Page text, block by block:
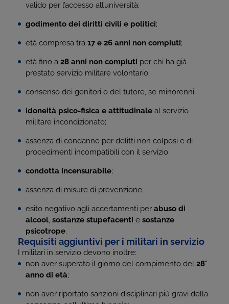
valido per l’accesso all’università;
godimento dei diritti civili e politici;
età compresa tra 17 e 26 anni non compiuti;
età fino a 28 anni non compiuti per chi ha già
prestato servizio militare volontario;
consenso dei genitori o del tutore, se minorenni;
idoneità psico-fisica e attitudinale al servizio
militare incondizionato;
assenza di condanne per delitti non colposi e di
procedimenti incompatibili con il servizio;
condotta incensurabile;
assenza di misure di prevenzione;
esito negativo agli accertamenti per abuso di
alcool, sostanze stupefacenti e sostanze
psicotrope.
Requisiti aggiuntivi per i militari in servizio
I militari in servizio devono inoltre:
non aver superato il giorno del compimento del 28°
anno di età;
non aver riportato sanzioni disciplinari più gravi della